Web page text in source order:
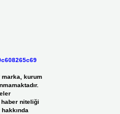
kurum
haber niteliği